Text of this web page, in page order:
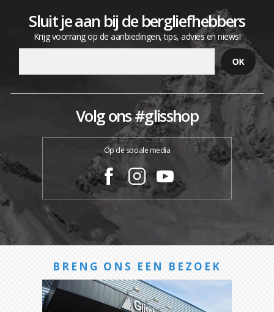
Sluit je aan bij de bergliefhebbers
Krijg voorrang op de aanbiedingen, tips, advies en niews!
Volg ons #glisshop
Op de sociale media
BRENG ONS EEN BEZOEK